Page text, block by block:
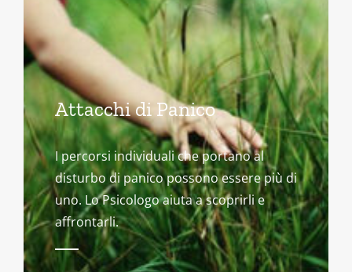
Attacchi di Panico
I percorsi individuali che portano al
disturbo di panico possono essere più di
uno. Lo Psicologo aiuta a scoprirli e
affrontarli.